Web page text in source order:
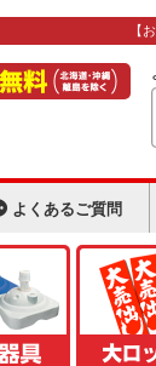
【
よくあるご質問